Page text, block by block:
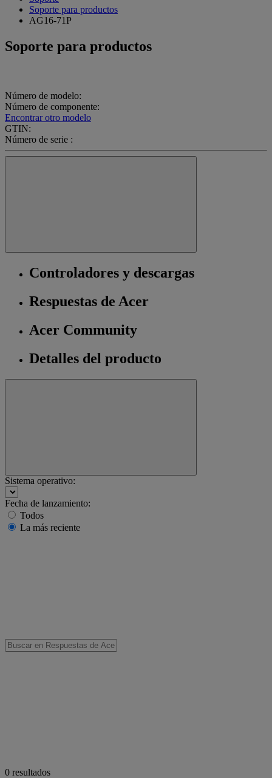
Soporte para productos
AG16-71P
Soporte para productos
Número de modelo:
Número de componente:
Encontrar otro modelo
GTIN:
Número de serie :
Controladores y descargas
Respuestas de Acer
Acer Community
Detalles del producto
Sistema operativo:
Fecha de lanzamiento:
Todos
La más reciente
0 resultados